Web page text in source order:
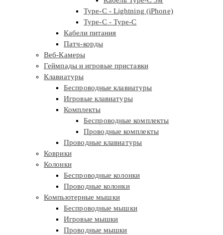
Type-C - Lightning (iPhone)
Type-C - Type-C
Кабели питания
Патч-корды
Веб-Камеры
Геймпады и игровые приставки
Клавиатуры
Беспроводные клавиатуры
Игровые клавиатуры
Комплекты
Беспроводные комплекты
Проводные комплекты
Проводные клавиатуры
Коврики
Колонки
Беспроводные колонки
Проводные колонки
Компьютерные мышки
Беспроводные мышки
Игровые мышки
Проводные мышки